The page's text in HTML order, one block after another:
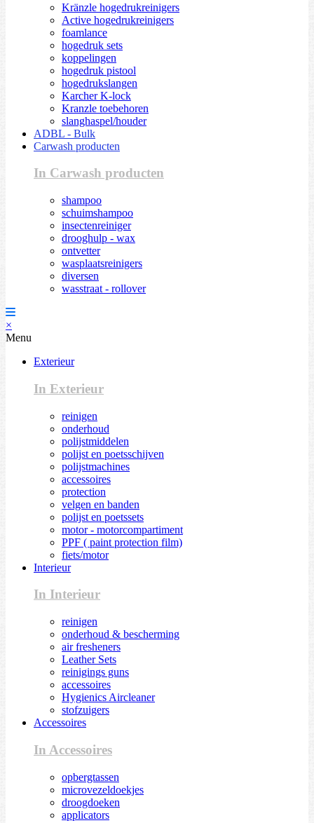
Kränzle hogedrukreinigers
Active hogedrukreinigers
foamlance
hogedruk sets
koppelingen
hogedruk pistool
hogedrukslangen
Karcher K-lock
Kranzle toebehoren
slanghaspel/houder
ADBL - Bulk
Carwash producten
In Carwash producten
shampoo
schuimshampoo
insectenreiniger
drooghulp - wax
ontvetter
wasplaatsreinigers
diversen
wasstraat - rollover
×
Menu
Exterieur
In Exterieur
reinigen
onderhoud
polijstmiddelen
polijst en poetsschijven
polijstmachines
accessoires
protection
velgen en banden
polijst en poetssets
motor - motorcompartiment
PPF ( paint protection film)
fiets/motor
Interieur
In Interieur
reinigen
onderhoud & bescherming
air fresheners
Leather Sets
reinigings guns
accessoires
Hygienics Aircleaner
stofzuigers
Accessoires
In Accessoires
opbergtassen
microvezeldoekjes
droogdoeken
applicators